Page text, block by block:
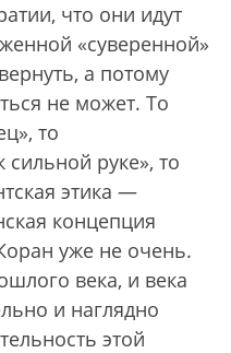
что они идут
«суверенной»
а потому
не может. То
то
руке», то
этика —
концепция
уже не очень.
века, и века
и наглядно
этой